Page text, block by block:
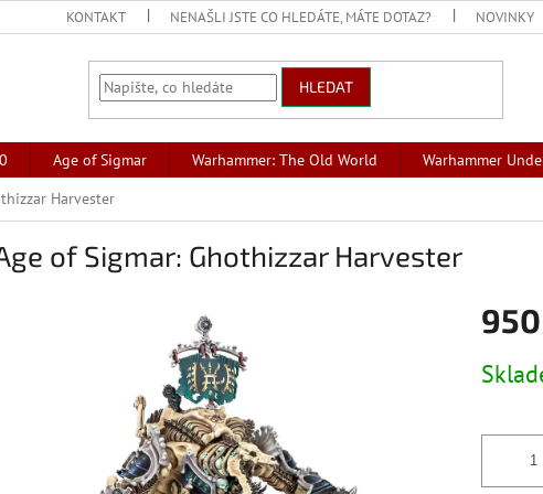
KONTAKT NENAŠLI JSTE CO HLEDÁTE, MÁTE DOTAZ? NOVINKY
HLEDAT
Age of Sigmar Warhammer: The Old World Warhammer
Harvester
of Sigmar: Ghothizzar Harvester
cena: